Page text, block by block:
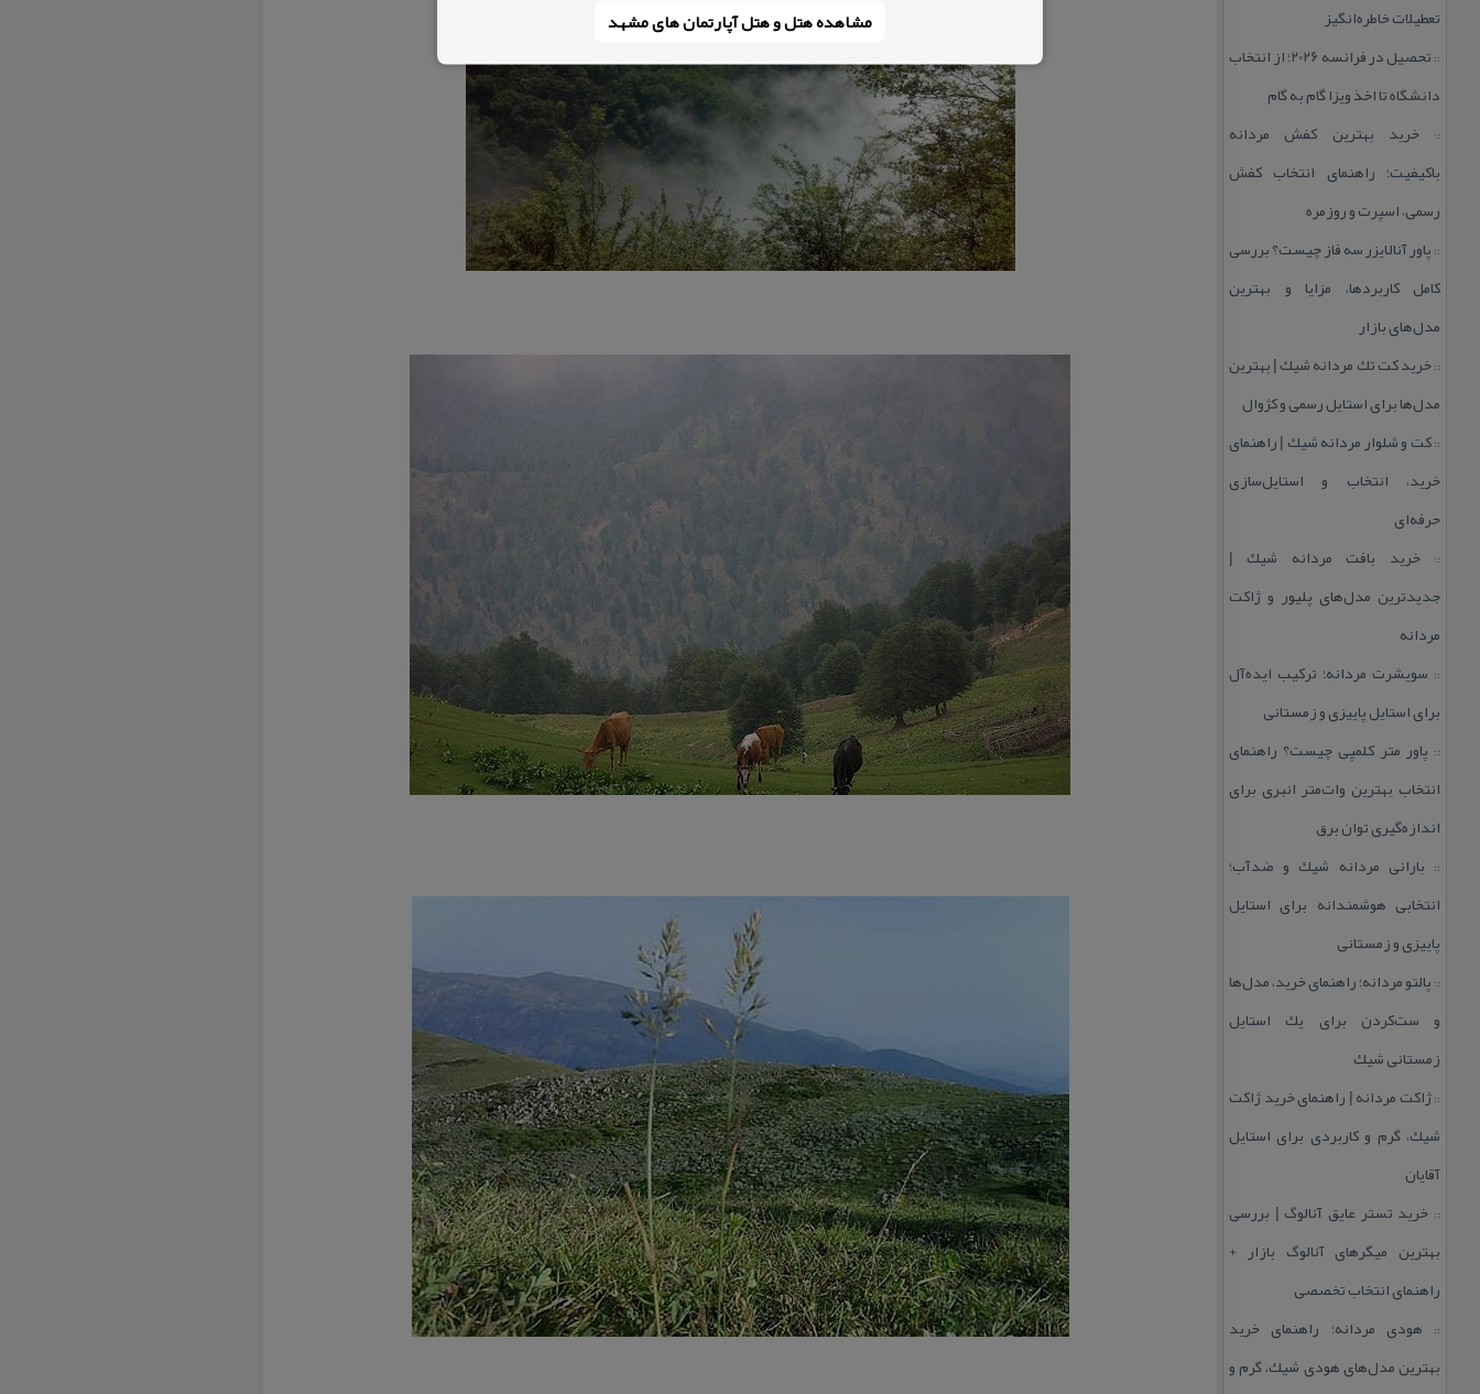
مشاهده هتل و هتل‌ آپارتمان های مشهد
تعطیلات خاطره‌انگیز
::
تحصیل در فرانسه 2026؛ از انتخاب
دانشگاه تا اخذ ویزا گام به گام
::خرید بهترین كفش مردانه
باكیفیت؛ راهنمای انتخاب كفش
رسمی، اسپرت و روزمره
:: پاور آنالایزر سه فاز چیست؟ بررسی
كامل كاربردها، مزایا و بهترین
مدل‌های بازار
::خرید كت تك مردانه شیك | بهترین
مدل‌ها برای استایل رسمی و كژوال
::كت و شلوار مردانه شیك | راهنمای
خرید، انتخاب و استایل‌سازی
حرفه‌ای
::خرید بافت مردانه شیك |
جدیدترین مدل‌های پلیور و ژاكت
مردانه
:: سویشرت مردانه؛ تركیب ایده‌آل
برای استایل پاییزی و زمستانی
:: پاور متر كلمپی چیست؟ راهنمای
انتخاب بهترین وات‌متر انبری برای
اندازه‌گیری توان برق
:: بارانی مردانه شیك و ضدآب؛
انتخابی هوشمندانه برای استایل
پاییزی و زمستانی
:: پالتو مردانه؛ راهنمای خرید، مدل‌ها
و ست‌كردن برای یك استایل
زمستانی شیك
::ژاكت مردانه | راهنمای خرید ژاكت
شیك، گرم و كاربردی برای استایل
آقایان
:: خرید تستر عایق آنالوگ | بررسی
بهترین میگرهای آنالوگ بازار +
راهنمای انتخاب تخصصی
:: هودی مردانه؛ راهنمای خرید
بهترین مدل‌های هودی شیك، گرم و